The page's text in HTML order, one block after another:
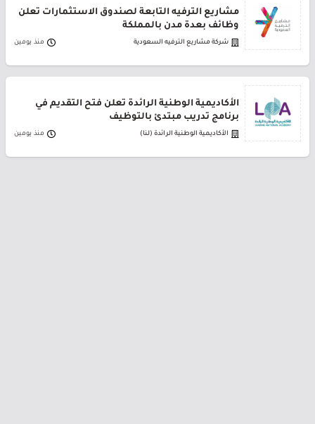
مشاريع الترفيه التابعة لصندوق الاستثمارات تعلن
وظائف بعدة مدن بالمملكة
شركة مشاريع الترفيه السعودية منذ يومين
الأكاديمية الوطنية الرائدة تعلن فتح التقديم في
برنامج تدريب مبتدئ بالتوظيف
الأكاديمية الوطنية الرائدة (لنا) منذ يومين